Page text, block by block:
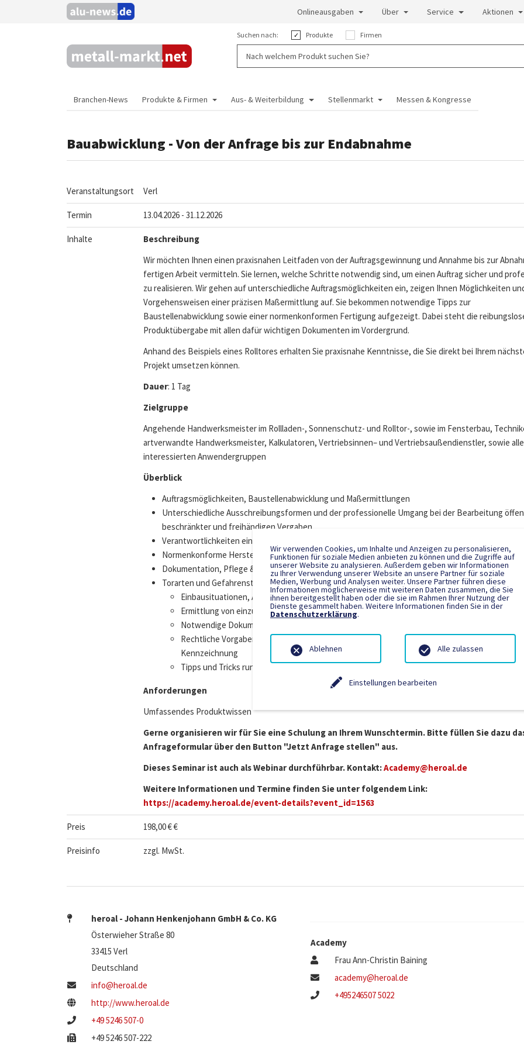
Onlineausgaben Über Service Aktionen
Suchen nach: Produkte Firmen
Branchen-News Produkte & Firmen Aus- & Weiterbildung Stellenmarkt Messen & Kongresse
Bauabwicklung - Von der Anfrage bis zur Endabnahme
Veranstaltungsort Verl
Termin 13.04.2026 - 31.12.2026
Inhalte
Beschreibung
Wir möchten Ihnen einen praxisnahen Leitfaden von der Auftragsgewinnung und Annahme bis zur
fertigen Arbeit vermitteln. Sie lernen, welche Schritte notwendig sind, um einen Auftrag sicher und
zu realisieren. Wir gehen auf unterschiedliche Auftragsmöglichkeiten ein, zeigen Ihnen Möglichkeiten
Vorgehensweisen einer präzisen Maßermittlung auf. Sie bekommen notwendige Tipps zur
Baustellenabwicklung sowie einer normenkonformen Fertigung aufgezeigt. Dabei steht die
Produktübergabe mit allen dafür wichtigen Dokumenten im Vordergrund.
Anhand des Beispiels eines Rolltores erhalten Sie praxisnahe Kenntnisse, die Sie direkt bei Ihrem
Projekt umsetzen können.
Dauer: 1 Tag
Zielgruppe
Angehende Handwerksmeister im Rollladen-, Sonnenschutz- und Rolltor-, sowie im Fensterbau,
artverwandte Handwerksmeister, Kalkulatoren, Vertriebsinnen– und Vertriebsaußendienstler, sowie alle
interessierten Anwendergruppen
Überblick
Auftragsmöglichkeiten, Baustellenabwicklung und Maßermittlungen
Unterschiedliche Ausschreibungsformen und der professionelle Umgang bei der Bearbeitung
beschränkter und freihändigen Vergaben.
Verantwortlichkeiten eines Herstellers und/oder eines Inverkehrbringers
Normenkonforme Herstellung eines Bauproduktes und die dazu notwendigen Maßnahmen
Dokumentation, Pflege & Wartungshinweise, sowie Chancen eines Wartungsvertrages
Torarten und Gefahrenstellen unterschiedlicher Bauarten
Einbausituationen, Aufmaße und Maßermittlung von Toranlagen
Ermittlung von einzuhaltenden Mindestschutzniveaus
Notwendige Dokumente eines normenkonformen Bauproduktes
Rechtliche Vorgaben zur Erstellung von Produktdokumentationen und Typenschilder mit CE
Kennzeichnung
Tipps und Tricks rund um die Bauabwicklung
Anforderungen
Umfassendes Produktwissen
Gerne organisieren wir für Sie eine Schulung an Ihrem Wunschtermin. Bitte füllen Sie dazu
Anfrageformular über den Button "Jetzt Anfrage stellen" aus.
Dieses Seminar ist auch als Webinar durchführbar. Kontakt:Academy@heroal.de
Weitere Informationen und Termine finden Sie unter folgendem Link:
https://academy.heroal.de/event-details?event_id=1563
Preis 198,00 € €
Preisinfo zzgl. MwSt.
heroal - Johann Henkenjohann GmbH & Co. KG
Österwieher Straße 80
33415 Verl
Deutschland
info@heroal.de
http://www.heroal.de
+49 5246 507-0
+49 5246 507-222
Academy
Frau Ann-Christin Baining
academy@heroal.de
+495246507 5022
Wir verwenden Cookies, um Inhalte und Anzeigen zu personalisieren,
Funktionen für soziale Medien anbieten zu können und die Zugriffe auf
unserer Website zu analysieren. Außerdem geben wir Informationen
zu Ihrer Verwendung unserer Website an unsere Partner für soziale
Medien, Werbung und Analysen weiter. Unsere Partner führen diese
Informationen möglicherweise mit weiteren Daten zusammen, die Sie
ihnen bereitgestellt haben oder die sie im Rahmen Ihrer Nutzung der
Dienste gesammelt haben. Weitere Informationen finden Sie in der
Datenschutzerklärung.
Einstellungen bearbeiten
Ablehnen Alle zulassen